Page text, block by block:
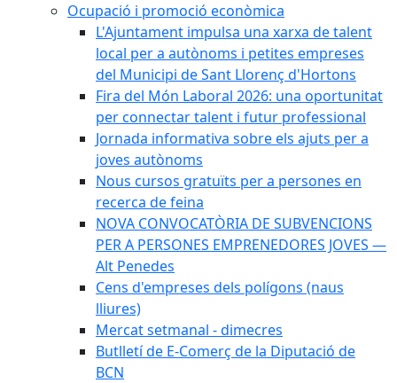
Ocupació i promoció econòmica
L'Ajuntament impulsa una xarxa de talent
local per a autònoms i petites empreses
del Municipi de Sant Llorenç d'Hortons
Fira del Món Laboral 2026: una oportunitat
per connectar talent i futur professional
Jornada informativa sobre els ajuts per a
joves autònoms
Nous cursos gratuïts per a persones en
recerca de feina
NOVA CONVOCATÒRIA DE SUBVENCIONS
PER A PERSONES EMPRENEDORES JOVES —
Alt Penedes
Cens d'empreses dels polígons (naus
lliures)
Mercat setmanal - dimecres
Butlletí de E-Comerç de la Diputació de
BCN